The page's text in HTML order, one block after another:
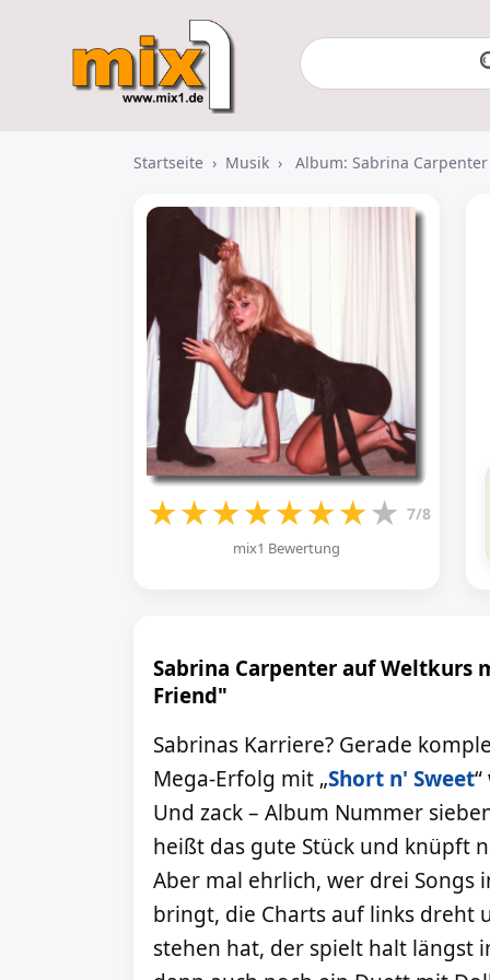
Startseite › Musik › Album: Sabrina
★★★★★★★★ 7/8
mix1 Bewertung
Sabrina Carpenter auf Weltkurs
Friend"
Sabrinas Karriere? Gerade
Mega-Erfolg mit „Short n' Sweet
Und zack – Album Nummer
heißt das gute Stück und knüpft
Aber mal ehrlich, wer drei Songs
bringt, die Charts auf links dreht
stehen hat, der spielt halt längst